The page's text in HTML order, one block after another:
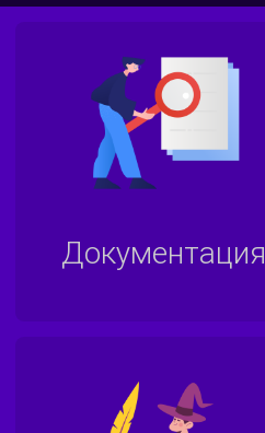
Документация